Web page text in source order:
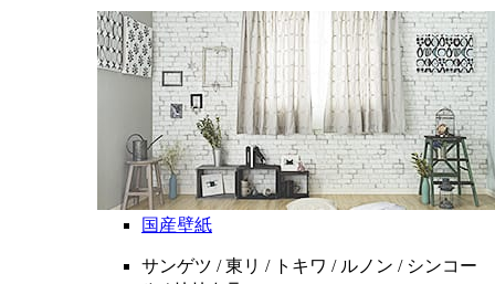
国産壁紙
サンゲツ / 東リ / トキワ / ルノン / シンコー